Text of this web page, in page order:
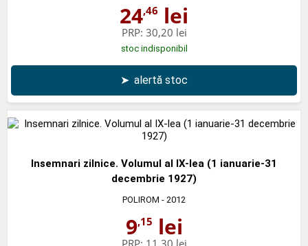
24,46 lei
PRP: 30,20 lei
stoc indisponibil
➤ alertă stoc
Insemnari zilnice. Volumul al IX-lea (1 ianuarie-31
decembrie 1927)
POLIROM - 2012
9,15 lei
PRP: 11,30 lei